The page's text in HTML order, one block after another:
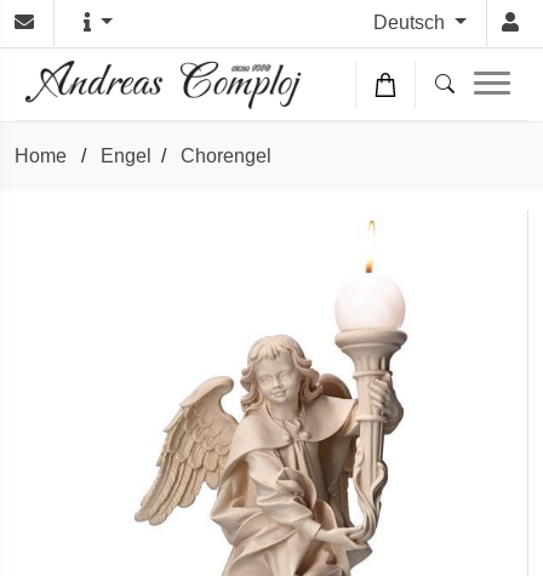
Deutsch
Home / Engel / Chorengel